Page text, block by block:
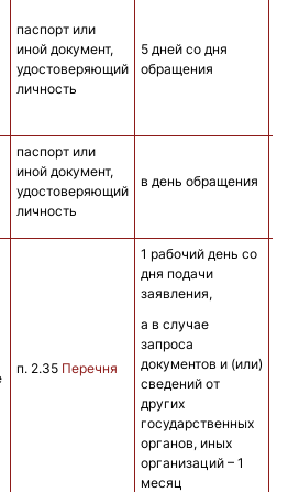
паспорт или
иной документ,
удостоверяющий
личность
5 дней со дня
обращения
паспорт или
иной документ,
удостоверяющий
личность
в день обращения
п. 2.35 Перечня
1 рабочий день со
дня подачи
заявления,
а в случае
запроса
документов и (или)
сведений от
других
государственных
органов, иных
организаций – 1
месяц